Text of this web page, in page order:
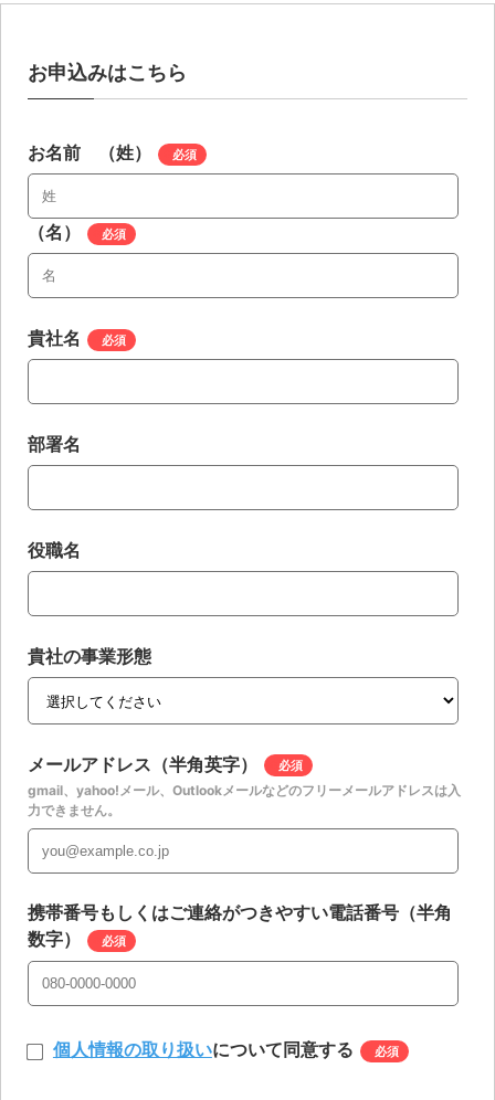
お申込みはこちら
お名前 （姓）
（名）
貴社名
部署名
役職名
貴社の事業形態
メールアドレス（半角英字） *
gmail、yahoo!メール、Outlookメールなどのフリーメールアドレスは入
力できません。
携帯番号もしくはご連絡がつきやすい電話番号（半角
数字）
*
個人情報の取り扱いについて同意する *